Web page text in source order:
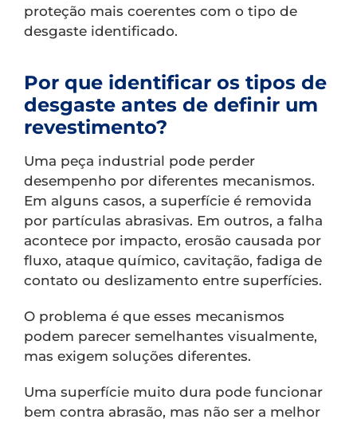
proteção mais coerentes com o tipo de
desgaste identificado.
Por que identificar os tipos de
desgaste antes de definir um
revestimento?
Uma peça industrial pode perder
desempenho por diferentes mecanismos.
Em alguns casos, a superfície é removida
por partículas abrasivas. Em outros, a falha
acontece por impacto, erosão causada por
fluxo, ataque químico, cavitação, fadiga de
contato ou deslizamento entre superfícies.
O problema é que esses mecanismos
podem parecer semelhantes visualmente,
mas exigem soluções diferentes.
Uma superfície muito dura pode funcionar
bem contra abrasão, mas não ser a melhor